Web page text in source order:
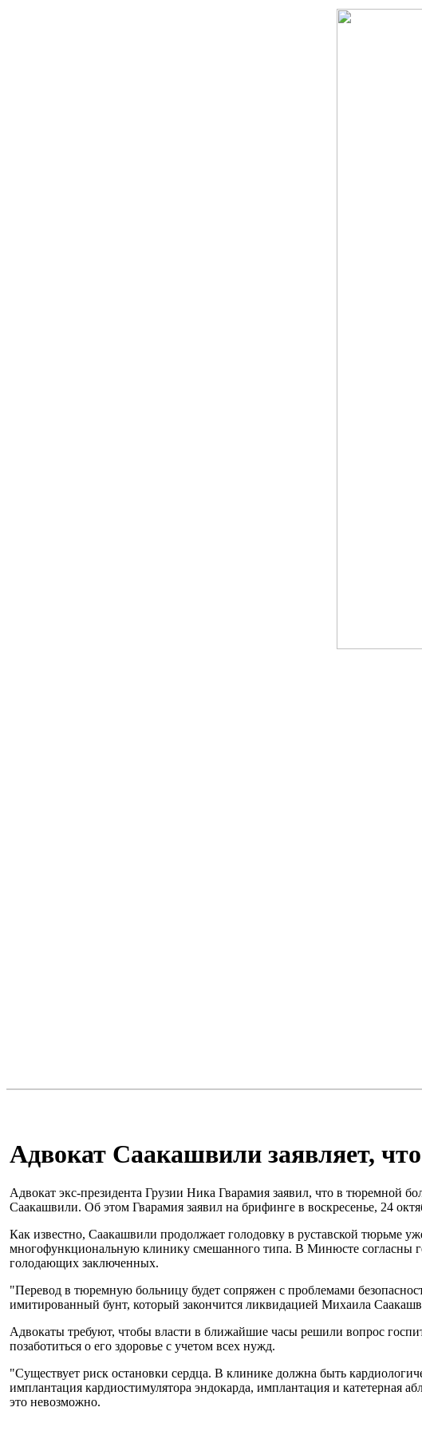
Адвокат Саакашвили заявляет,
Адвокат экс-президента Грузии Ника Гварамия заявил, что в тюремной
Саакашвили. Об этом Гварамия заявил на брифинге в воскресенье, 24
Как известно, Саакашвили продолжает голодовку в руставской тюрьме
многофункциональную клинику смешанного типа. В Минюсте согласны
голодающих заключенных.
"Перевод в тюремную больницу будет сопряжен с проблемами
имитированный бунт, который закончится ликвидацией Михаила
Адвокаты требуют, чтобы власти в ближайшие часы решили вопрос
позаботиться о его здоровье с учетом всех нужд.
"Существует риск остановки сердца. В клинике должна быть
имплантация кардиостимулятора эндокарда, имплантация и катетерная
это невозможно.